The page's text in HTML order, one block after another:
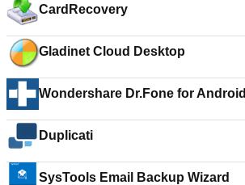
CardRecovery
Gladinet Cloud Desktop
Wondershare Dr.Fone for Android
Duplicati
SysTools Email Backup Wizard